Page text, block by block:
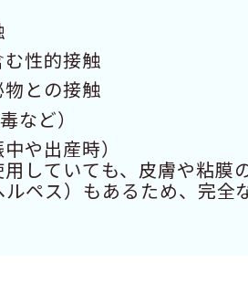
性的接触
との接触
など）
や出産時）
していても、皮膚や粘膜
ルペス）もあるため、完